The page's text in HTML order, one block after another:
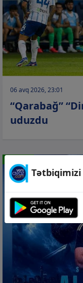
06 avq 2026, 23:01
“Qarabağ”
uduzdu